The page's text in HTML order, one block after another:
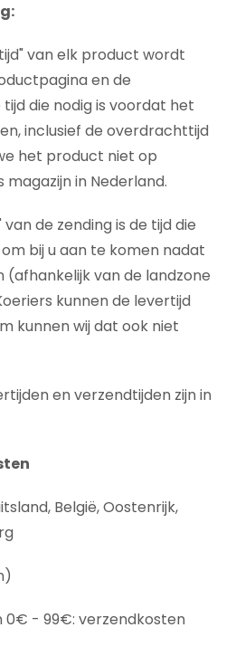
van elk product wordt
en de
die nodig is voordat het
inclusief de overdrachttijd
het product niet op
in Nederland.
de zending is de tijd die
bij u aan te komen nadat
(afhankelijk van de landzone
kunnen de levertijd
kunnen wij dat ook niet
en verzendtijden zijn in
België, Oostenrijk,
0€ - 99€: verzendkosten